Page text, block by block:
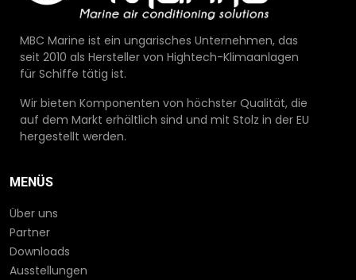
MBC Marine ist ein ungarisches Unternehmen, das
seit 2010 als Hersteller von Hightech-Klimaanlagen
für Schiffe tätig ist.
Wir bieten Komponenten von höchster Qualität, die
auf dem Markt erhältlich sind und mit Stolz in der EU
hergestellt werden.
MENÜS
Über uns
Partner
Downloads
Ausstellungen